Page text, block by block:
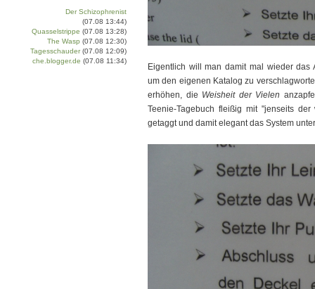
Eigentlich will man damit mal wieder das
um den eigenen Katalog zu
erhöhen, die Weisheit der Vielen
Teenie-Tagebuch fleißig mit "jenseits
getaggt und damit elegant das System
Der Schizophrenist
(07.08 13:44)
Quasselstrippe (07.08 13:28)
The Wasp (07.08 12:30)
Tagesschauder (07.08 12:09)
che.blogger.de (07.08 11:34)